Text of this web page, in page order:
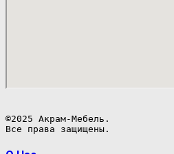
©2025 Акрам-Мебель.
Все права защищены.